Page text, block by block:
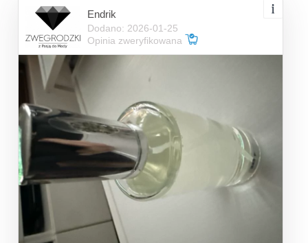
Endrik
Dodano: 2026-01-25
Opinia zweryfikowana